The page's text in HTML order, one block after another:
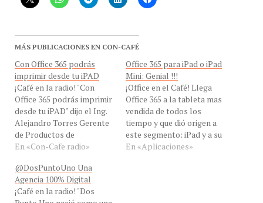
MÁS PUBLICACIONES EN CON-CAFÉ
Con Office 365 podrás
imprimir desde tu iPAD
¡Café en la radio! "Con
Office 365 podrás imprimir
desde tu iPAD" dijo el Ing.
Alejandro Torres Gerente
de Productos de
Escritorios de Microsoft
sobre esta innovadora
App de Office 365 para el
iPAD y el iPAD Mini en
#ConCafeRADIO. Esta
En «Con-Cafe radio»
Office 365 para iPad o iPad
Mini: Genial !!!
¡Office en el Café! Llega
Office 365 a la tableta mas
vendida de todos los
tiempo y que dió origen a
este segmento: iPad y a su
nueva hermana la iPad
Mini. Puedes ver la noticia
En «Aplicaciones»
@DosPuntoUno Una
Agencia 100% Digital
¡Café en la radio! "Dos
Punto Uno nació como una